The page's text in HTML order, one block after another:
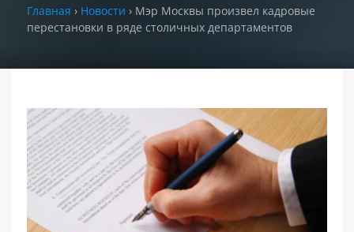
Позвонить нам
Главная › Новости › Мэр Москвы произвел кадровые
перестановки в ряде столичных департаментов